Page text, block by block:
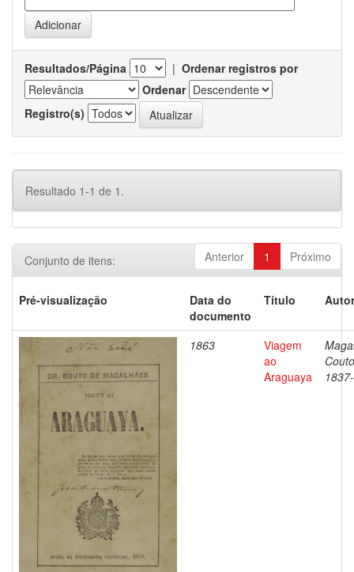
Resultados/Página | Ordenar registros por
Ordenar
Registro(s)
Resultado 1-1 de 1.
Anterior 1 Próximo
Conjunto de itens:
Pré-visualização
Data do
documento
Título
1863
Viagem
ao
Araguaya